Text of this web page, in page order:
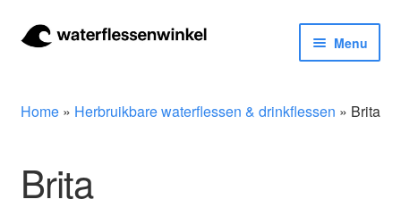
Ga
Ga
Menu
Thermosfles
Home» Herbruikbare waterflessen & drinkflessen » Brita
Brita